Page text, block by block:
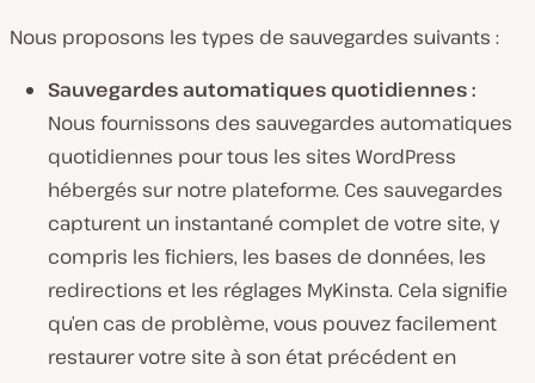
Nous proposons les types de sauvegardes suivants :
Sauvegardes automatiques quotidiennes :
Nous fournissons des sauvegardes automatiques
quotidiennes pour tous les sites WordPress
hébergés sur notre plateforme. Ces sauvegardes
capturent un instantané complet de votre site, y
compris les fichiers, les bases de données, les
redirections et les réglages MyKinsta. Cela signifie
qu’en cas de problème, vous pouvez facilement
restaurer votre site à son état précédent en